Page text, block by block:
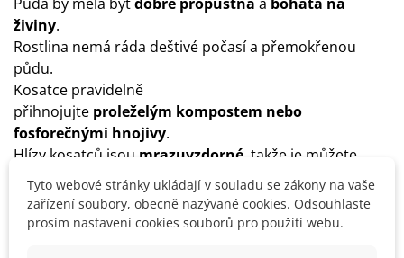
živiny.
Rostlina nemá ráda deštivé počasí a přemokřenou
půdu.
Kosatce pravidelně
přihnojujte proleželým kompostem nebo
fosforečnými hnojivy.
Hlízy kosatců jsou mrazuvzdorné , takže je můžete
nechat přes zimu v záhoně.
V případě silných mrazů je zakryjte např. netkanou
textilií.
Tyto webové stránky ukládají v souladu se zákony na vaše
zařízení soubory, obecně nazývané cookies. Odsouhlaste
prosím nastavení cookies souborů pro použití webu.